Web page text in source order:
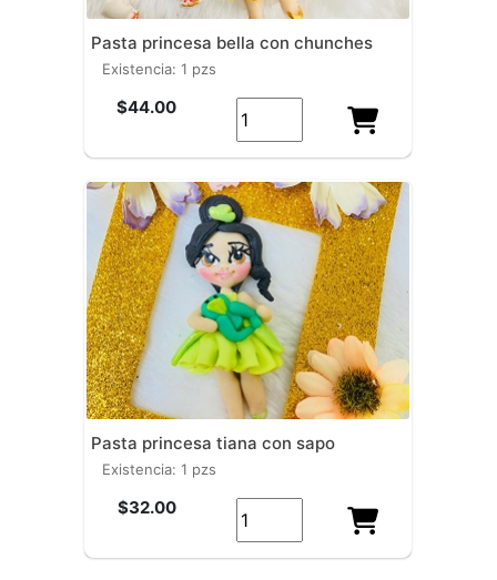
pasta princesa bella con chunches
existencia: 1 pzs
$44.00
pasta princesa tiana con sapo
existencia: 1 pzs
$32.00